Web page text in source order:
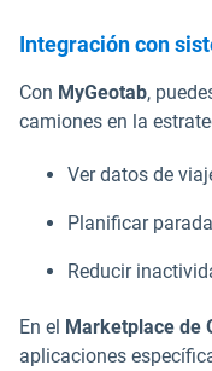
Integración con
Con MyGeotab,
camiones en la
Ver datos de
Planificar
Reducir
En el Marketplace de
aplicaciones